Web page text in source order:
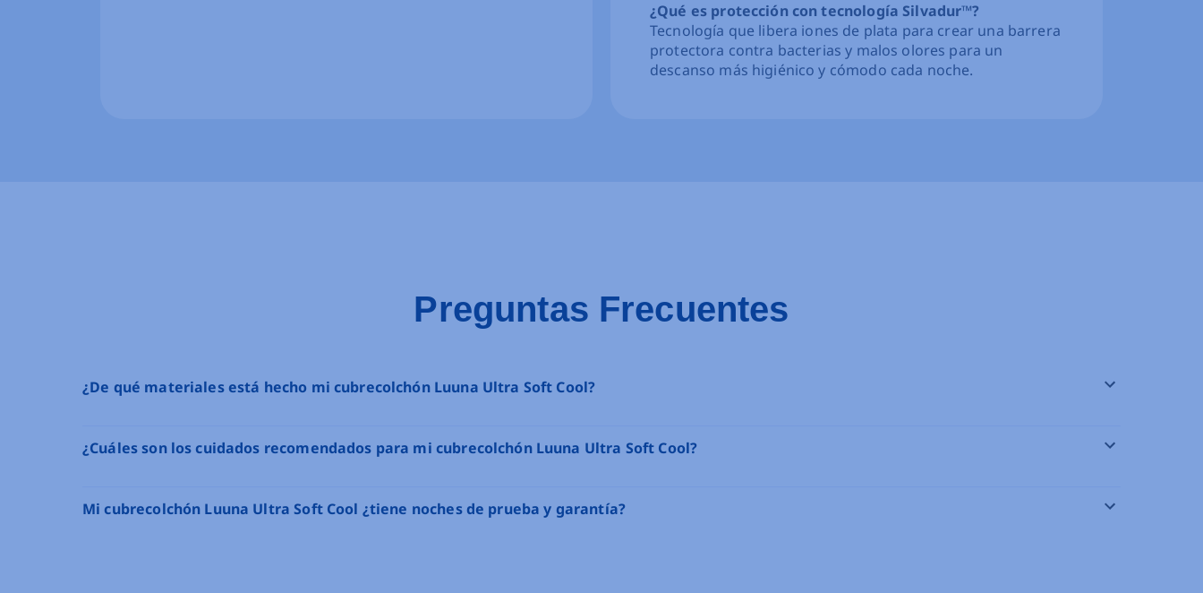
¿Qué es protección con tecnología Silvadur™?
Tecnología que libera iones de plata para crear una barrera
protectora contra bacterias y malos olores para un
descanso más higiénico y cómodo cada noche.
Preguntas Frecuentes
¿De qué materiales está hecho mi cubrecolchón Luuna Ultra Soft Cool?
¿Cuáles son los cuidados recomendados para mi cubrecolchón Luuna Ultra Soft Cool?
Mi cubrecolchón Luuna Ultra Soft Cool ¿tiene noches de prueba y garantía?